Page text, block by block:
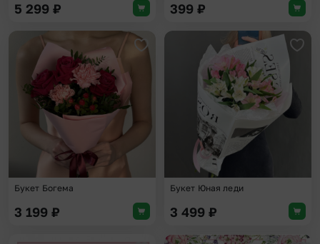
5 299 ₽ 399 ₽
Добавить в избранное
Букет Богема
3 199 ₽
Букет Юная леди
3 499 ₽